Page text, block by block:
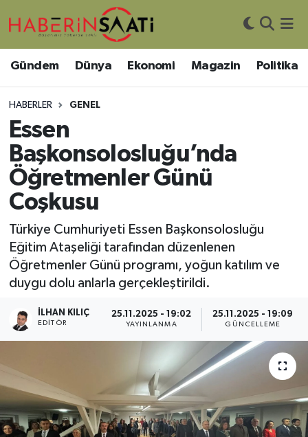
Gündem Dünya Ekonomi Magazin Politika
HABERLER GENEL
Essen
Başkonsolosluğu’nda
Öğretmenler Günü
Coşkusu
Türkiye Cumhuriyeti Essen Başkonsolosluğu
Eğitim Ataşeliği tarafından düzenlenen
Öğretmenler Günü programı, yoğun katılım ve
duygu dolu anlarla gerçekleştirildi.
İLHAN KILIÇ
EDITÖR
25.11.2025 - 19:02
YAYINLANMA
25.11.2025 - 19:09
GÜNCELLEME
Asayiş
Bilim ve Teknoloji
DIŞ HABER
Dünya
Eğitim
Ekonomi
Kültür-Sanat
Nöbetçi Eczaneler
Hava Durumu
Süper Lig Puan Durumu ve Fikstür
Tüm Manşetler
Son Dakika Haberleri
Haber Arşivi